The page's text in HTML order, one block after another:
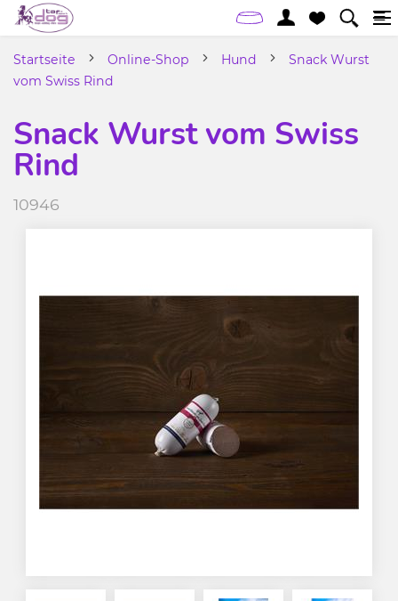
Startseite Online-Shop Hund
Snack Wurst
vom Swiss Rind
Snack Wurst vom Swiss
Rind
10946